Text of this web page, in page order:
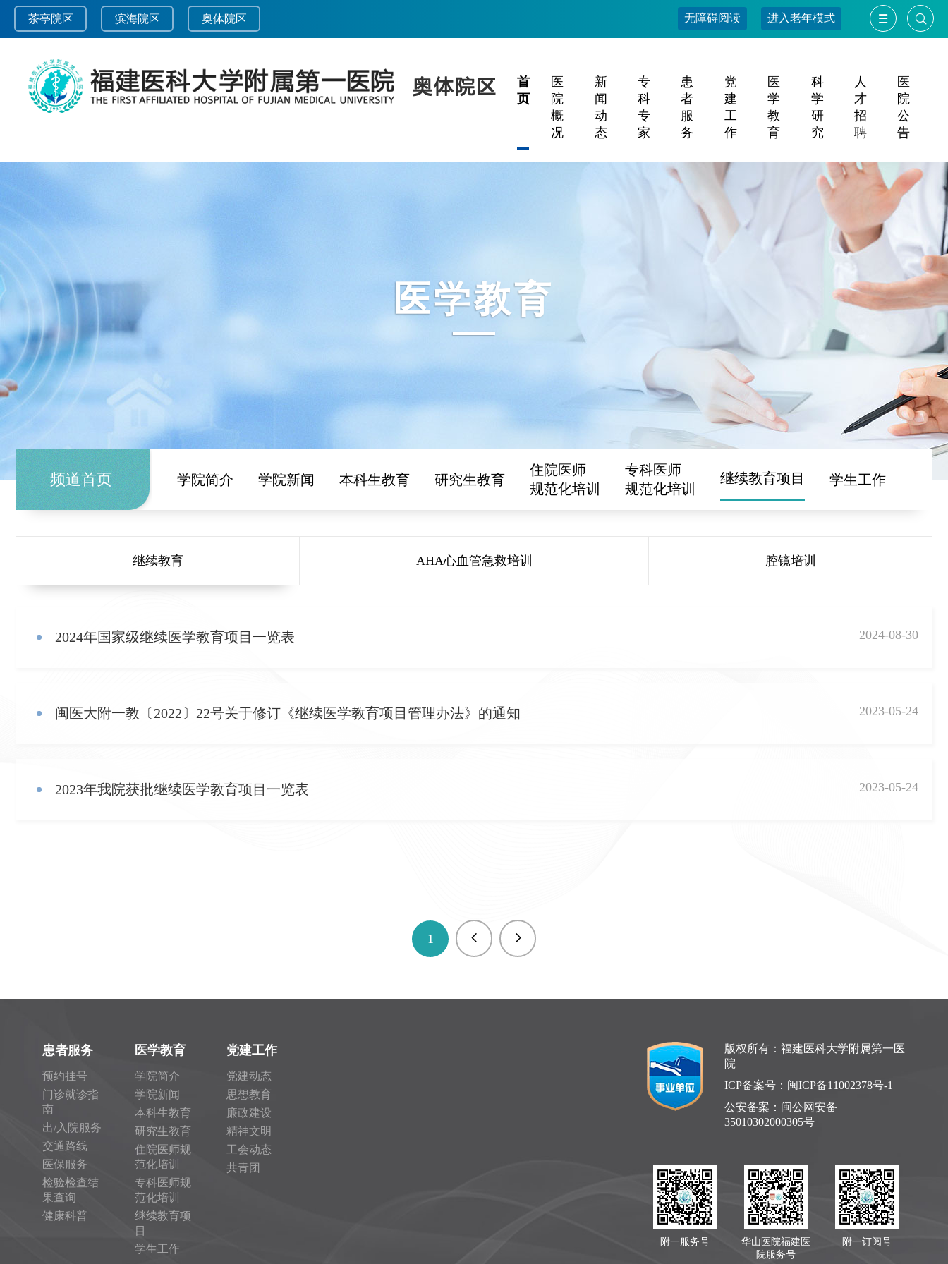
茶亭院区 滨海院区 奥体院区 无障碍阅读 进入老年模式
首
页
医
院
概
况
新
闻
动
态
专
科
专
家
患
者
服
务
党
建
工
作
医
学
教
育
科
学
研
究
人
才
招
聘
医
院
公
告
医学教育
频道首页 学院简介 学院新闻 本科生教育 研究生教育
住院医师
规范化培训
专科医师
规范化培训
继续教育项目 学生工作
继续教育 AHA心血管急救培训 腔镜培训
2024年国家级继续医学教育项目一览表 2024-08-30
闽医大附一教〔2022〕22号关于修订《继续医学教育项目管理办法》的通知 2023-05-24
2023年我院获批继续医学教育项目一览表 2023-05-24
1
患者服务
预约挂号
门诊就诊指
南
出/入院服务
交通路线
医保服务
检验检查结
果查询
健康科普
医学教育
学院简介
学院新闻
本科生教育
研究生教育
住院医师规
范化培训
专科医师规
范化培训
继续教育项
目
学生工作
党建工作
党建动态
思想教育
廉政建设
精神文明
工会动态
共青团
版权所有：福建医科大学附属第一医
院
ICP备案号： 闽ICP备11002378号-1
公安备案： 闽公网安备
35010302000305号
附一服务号
华山医院福建医
院服务号
附一订阅号